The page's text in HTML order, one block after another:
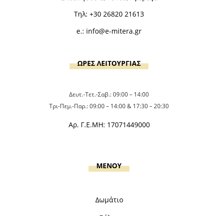
Τηλ: +30 26820 21613
e.: info@e-mitera.gr
ΩΡΕΣ ΛΕΙΤΟΥΡΓΙΑΣ
Δευτ.-Τετ.-Σαβ.: 09:00 – 14:00
Τρι-Πεμ.-Παρ.: 09:00 – 14:00 & 17:30 – 20:30
Αρ. Γ.Ε.ΜΗ: 17071449000
MENOY
Δωμάτιο